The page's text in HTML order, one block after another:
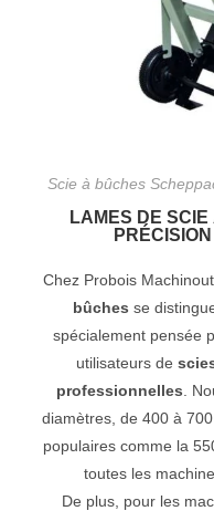
Scie à bûches
LAMES DE
Chez Probois
bûches se
spécialement pensée
utilisateurs de
professionnelles .
diamètres, de 400 à
populaires comme la
toutes les
De plus, pour les